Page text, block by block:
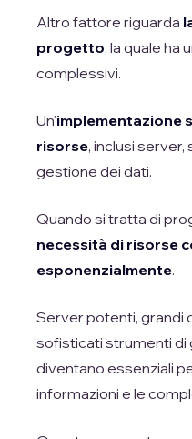
Altro fattore riguarda
progetto, la quale ha
complessivi.
Un'implementazione
risorse, inclusi
gestione dei dati.
Quando si tratta di
necessità di risorse
esponenzialmente.
Server potenti, grandi
sofisticati strumenti di
diventano essenziali
informazioni e le